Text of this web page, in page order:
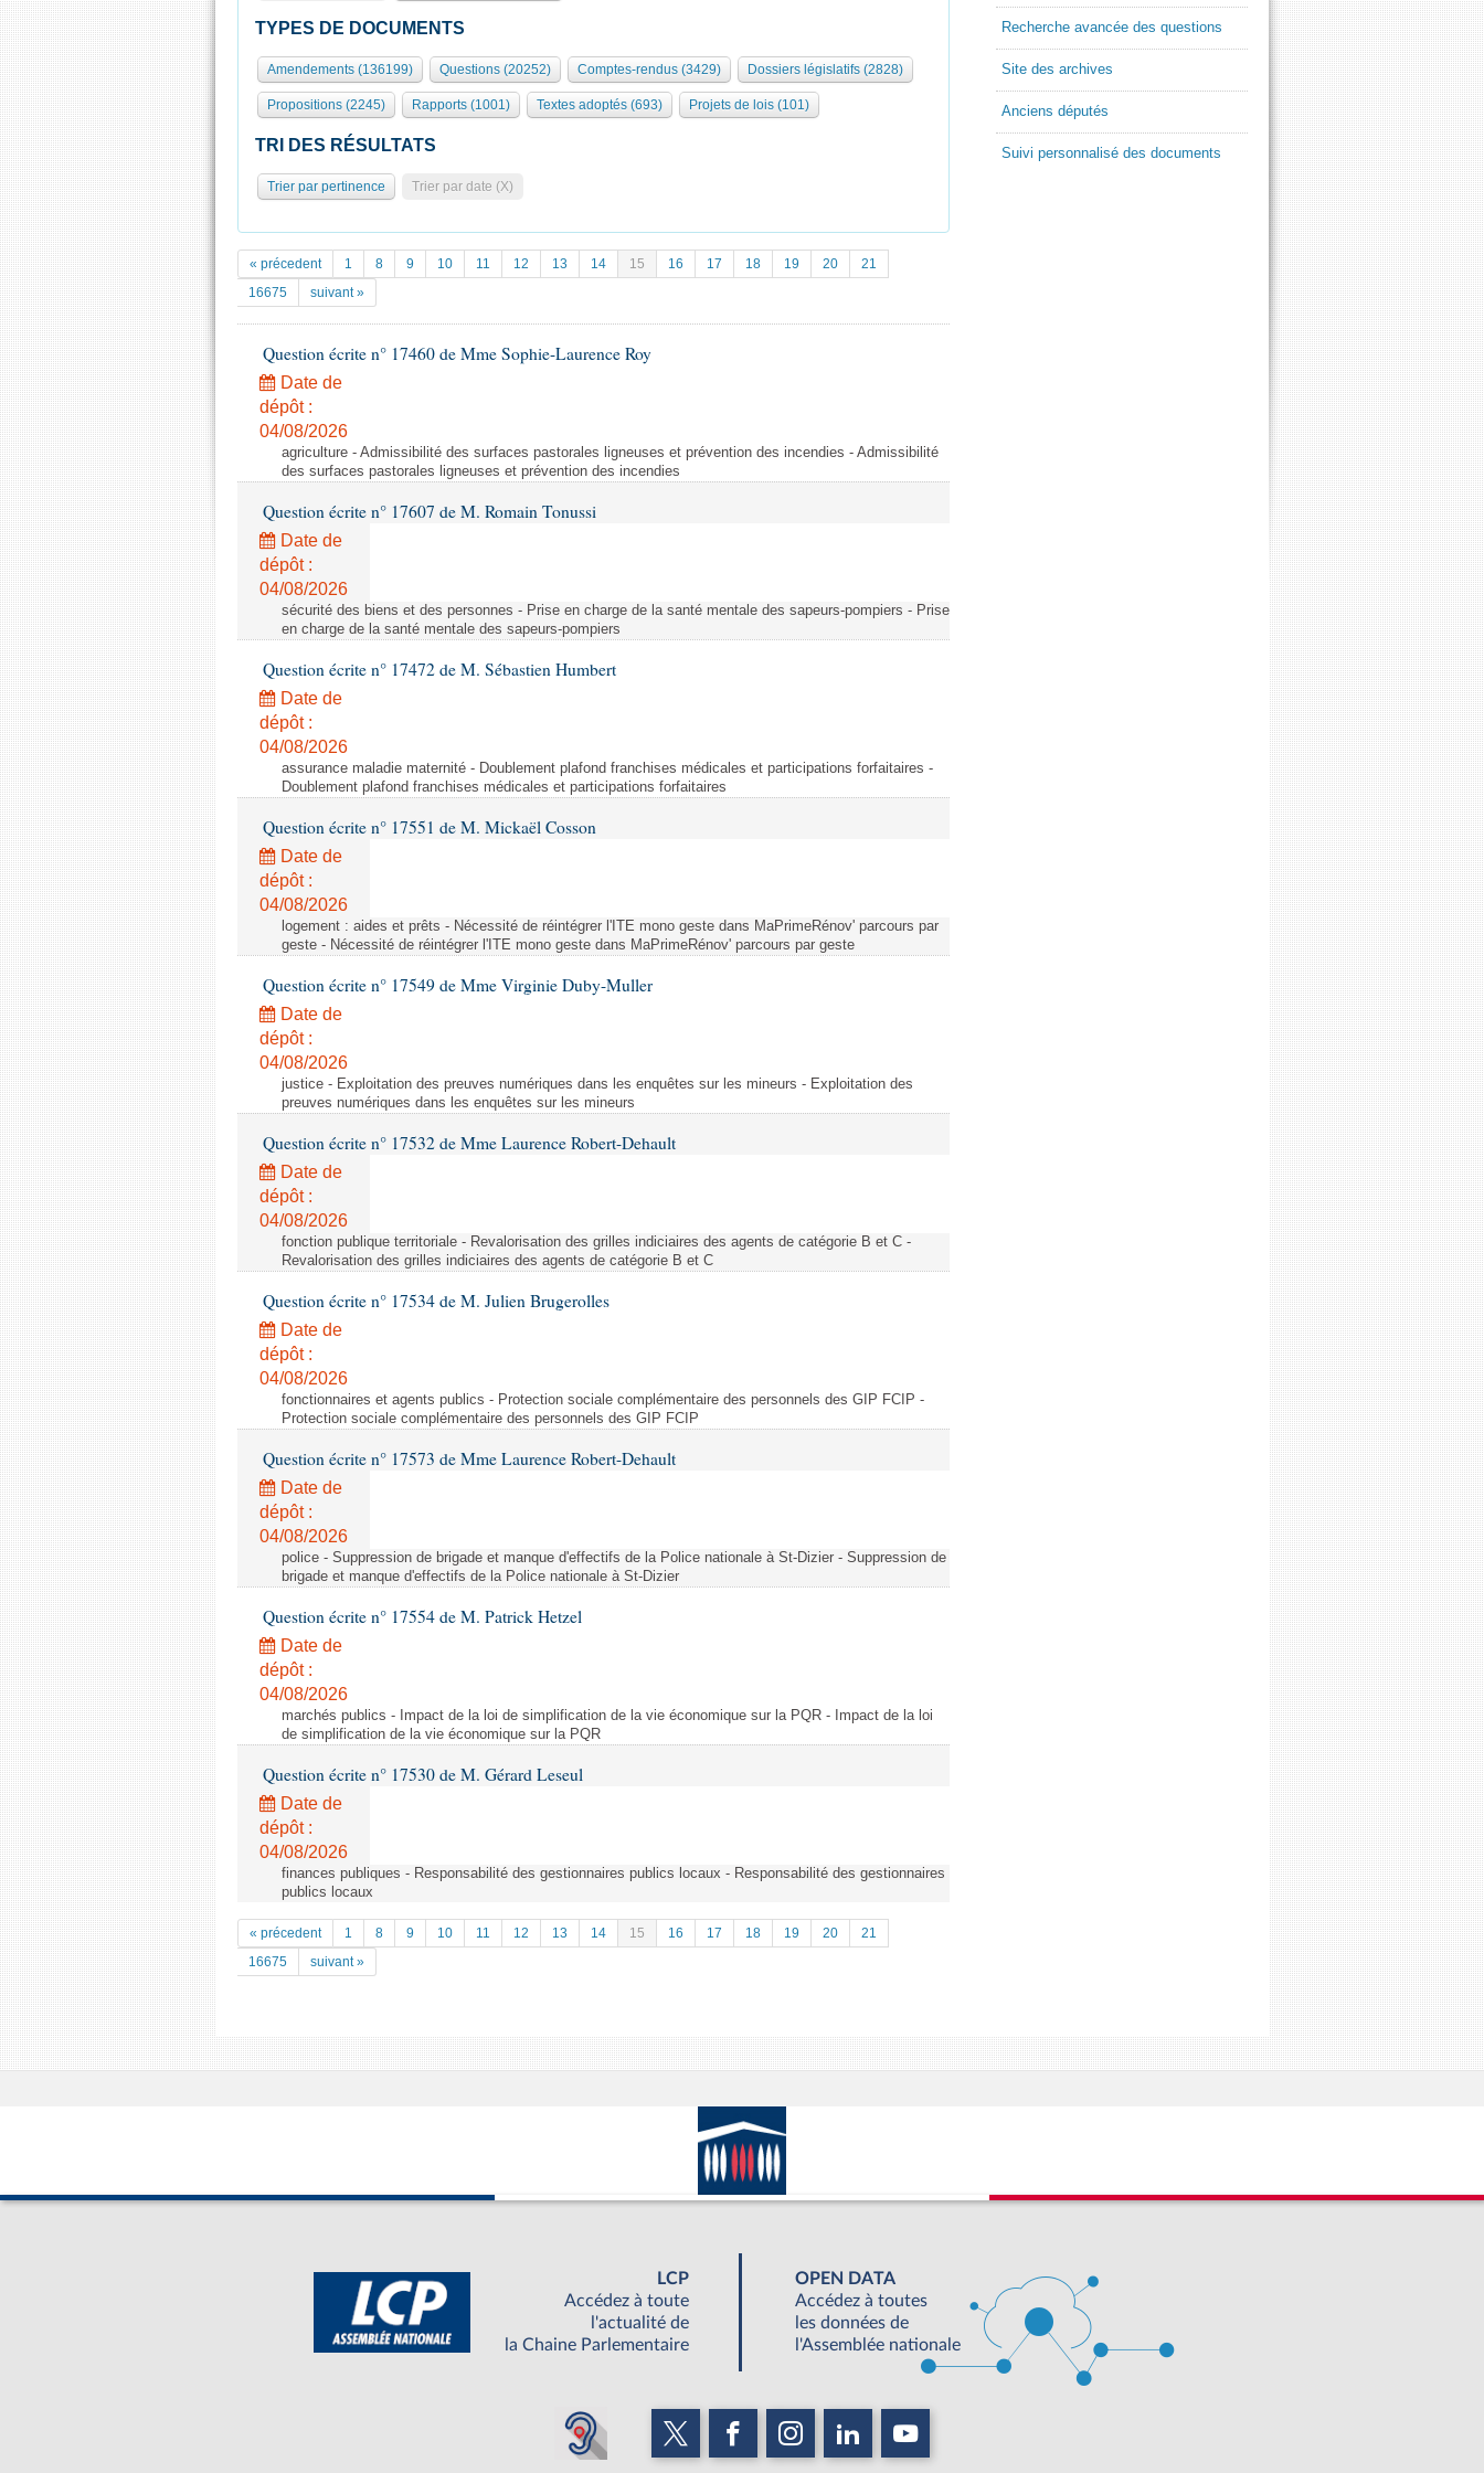
TYPES DE DOCUMENTS
Amendements (136199) Questions (20252) Comptes-rendus (3429) Dossiers législatifs (2828)
Propositions (2245) Rapports (1001) Textes adoptés (693) Projets de lois (101)
TRI DES RÉSULTATS
Trier par pertinence Trier par date (X)
« précedent 1 8 9 10 11 12 13 14 15 16 17 18 19 20
21
16675
suivant »
Question écrite n° 17460 de Mme Sophie-Laurence Roy
Date de
dépôt :
04/08/2026
agriculture - Admissibilité des surfaces pastorales ligneuses et prévention des incendies - Admissibilité
des surfaces pastorales ligneuses et prévention des incendies
Question écrite n° 17607 de M. Romain Tonussi
Date de
dépôt :
04/08/2026
sécurité des biens et des personnes - Prise en charge de la santé mentale des sapeurs-pompiers - Prise
en charge de la santé mentale des sapeurs-pompiers
Question écrite n° 17472 de M. Sébastien Humbert
Date de
dépôt :
04/08/2026
assurance maladie maternité - Doublement plafond franchises médicales et participations forfaitaires -
Doublement plafond franchises médicales et participations forfaitaires
Question écrite n° 17551 de M. Mickaël Cosson
Date de
dépôt :
04/08/2026
logement : aides et prêts - Nécessité de réintégrer l'ITE mono geste dans MaPrimeRénov' parcours par
geste - Nécessité de réintégrer l'ITE mono geste dans MaPrimeRénov' parcours par geste
Question écrite n° 17549 de Mme Virginie Duby-Muller
Date de
dépôt :
04/08/2026
justice - Exploitation des preuves numériques dans les enquêtes sur les mineurs - Exploitation des
preuves numériques dans les enquêtes sur les mineurs
Question écrite n° 17532 de Mme Laurence Robert-Dehault
Date de
dépôt :
04/08/2026
fonction publique territoriale - Revalorisation des grilles indiciaires des agents de catégorie B et C -
Revalorisation des grilles indiciaires des agents de catégorie B et C
Question écrite n° 17534 de M. Julien Brugerolles
Date de
dépôt :
04/08/2026
fonctionnaires et agents publics - Protection sociale complémentaire des personnels des GIP FCIP -
Protection sociale complémentaire des personnels des GIP FCIP
Question écrite n° 17573 de Mme Laurence Robert-Dehault
Date de
dépôt :
04/08/2026
police - Suppression de brigade et manque d'effectifs de la Police nationale à St-Dizier - Suppression de
brigade et manque d'effectifs de la Police nationale à St-Dizier
Question écrite n° 17554 de M. Patrick Hetzel
Date de
dépôt :
04/08/2026
marchés publics - Impact de la loi de simplification de la vie économique sur la PQR - Impact de la loi
de simplification de la vie économique sur la PQR
Question écrite n° 17530 de M. Gérard Leseul
Date de
dépôt :
04/08/2026
finances publiques - Responsabilité des gestionnaires publics locaux - Responsabilité des gestionnaires
publics locaux
« précedent 1 8 9 10 11 12 13 14 15 16 17 18 19 20
21
16675
suivant »
Recherche avancée des questions
Site des archives
Anciens députés
Suivi personnalisé des documents
LCP
Accédez à toute
l'actualité de
la Chaine Parlementaire
OPEN DATA
Accédez à toutes
les données de
l'Assemblée nationale